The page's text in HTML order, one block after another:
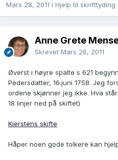
Mars 28, 2011 i Hjelp til skrifttyding
Anne Grete
Skrevet Mars 28, 2011
Øverst i høyre spalte s 621
Pedersdatter, 16.juni 1758. Jeg
ordene skjønner jeg ikke. Hva
18 linjer ned på skiftet)
Kierstens skifte
Håper noen gode tolkere kan